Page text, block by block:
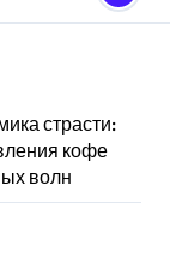
страсти:
кофе
волн